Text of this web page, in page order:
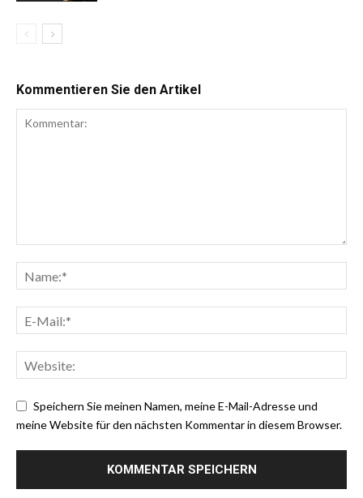
Kommentieren Sie den Artikel
Speichern Sie meinen Namen, meine E-Mail-Adresse und
meine Website für den nächsten Kommentar in diesem Browser.